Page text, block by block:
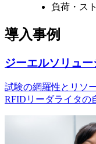
負荷・ス
導入事例
ジーエルソリュ
試験の網羅性とリソ
RFIDリーダライタの